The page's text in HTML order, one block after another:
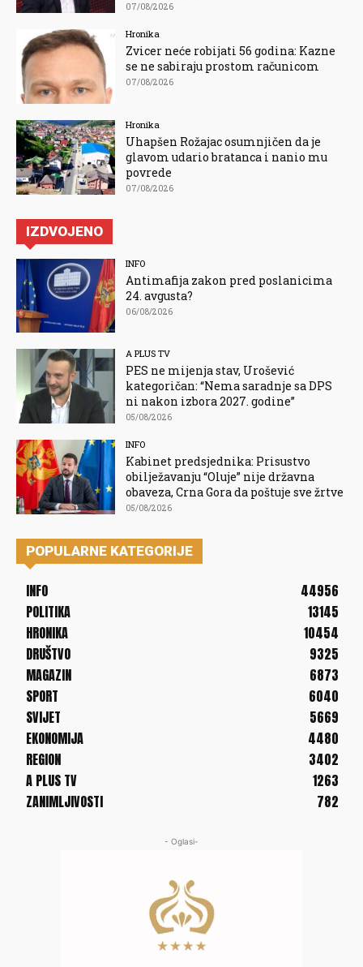
07/08/2026
Hronika
Zvicer neće robijati 56 godina: Kazne
se ne sabiraju prostom računicom
07/08/2026
Hronika
Uhapšen Rožajac osumnjičen da je
glavom udario bratanca i nanio mu
povrede
07/08/2026
IZDVOJENO
INFO
Antimafija zakon pred poslanicima
24. avgusta?
06/08/2026
A PLUS TV
PES ne mijenja stav, Urošević
kategoričan: “Nema saradnje sa DPS
ni nakon izbora 2027. godine”
05/08/2026
INFO
Kabinet predsjednika: Prisustvo
obilježavanju “Oluje” nije državna
obaveza, Crna Gora da poštuje sve žrtve
05/08/2026
POPULARNE KATEGORIJE
INFO
44956
POLITIKA
13145
HRONIKA
10454
DRUŠTVO
9325
MAGAZIN
6873
SPORT
6040
SVIJET
5669
EKONOMIJA
4480
REGION
3402
A PLUS TV
1263
ZANIMLJIVOSTI
782
- Oglasi-